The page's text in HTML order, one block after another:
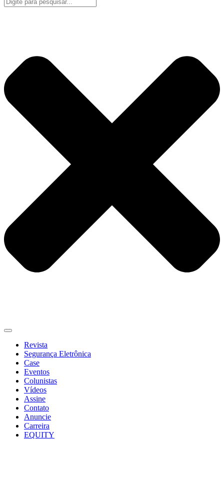
Revista
Segurança Eletrônica
Case
Eventos
Colunistas
Vídeos
Assine
Contato
Anuncie
Carreira
EQUITY